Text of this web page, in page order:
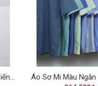
Quần Shorts Bigsize Classic Vĩnh Tiến 390 - Nhiều Màu